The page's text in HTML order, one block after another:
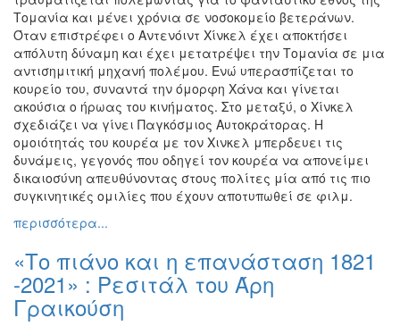
Τομανία και μένει χρόνια σε νοσοκομείο βετεράνων.
Όταν επιστρέφει ο Αντενόιντ Χίνκελ έχει αποκτήσει
απόλυτη δύναμη και έχει μετατρέψει την Τομανία σε μια
αντισημιτική μηχανή πολέμου. Ενώ υπερασπίζεται το
κουρείο του, συναντά την όμορφη Χάνα και γίνεται
ακούσια ο ήρωας του κινήματος. Στο μεταξύ, ο Χίνκελ
σχεδιάζει να γίνει Παγκόσμιος Αυτοκράτορας. Η
ομοιότητάς του κουρέα με τον Χινκελ μπερδευει τις
δυνάμεις, γεγονός που οδηγεί τον κουρέα να απονείμει
δικαιοσύνη απευθύνοντας στους πολίτες μία από τις πιο
συγκινητικές ομιλίες που έχουν αποτυπωθεί σε φιλμ.
περισσότερα...
«Το πιάνο και η επανάσταση 1821
-2021» : Ρεσιτάλ του Άρη
Γραικούση